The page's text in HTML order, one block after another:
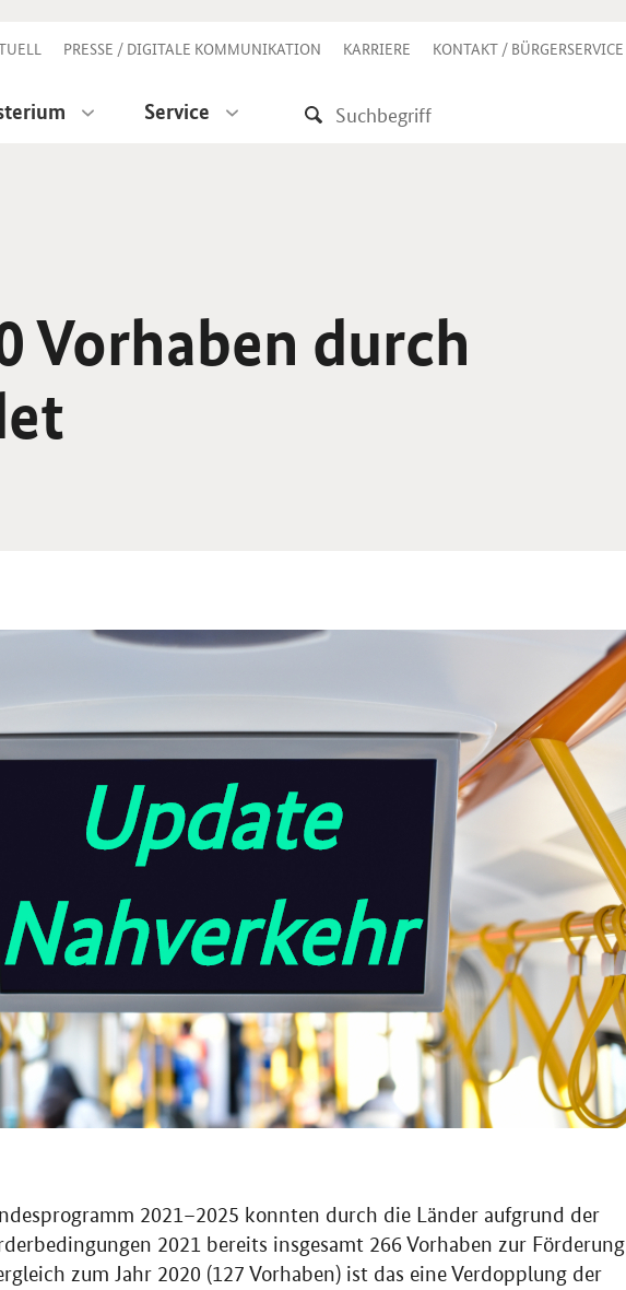
PRESSE / DIGITALE KOMMUNIKATION KARRIERE KONTAKT / BÜRGERSERVICE
Service
Vorhaben durch
2021–2025 konnten durch die Länder aufgrund der
2021 bereits insgesamt 266 Vorhaben zur Förderung
zum Jahr 2020 (127 Vorhaben) ist das eine Verdopplung der